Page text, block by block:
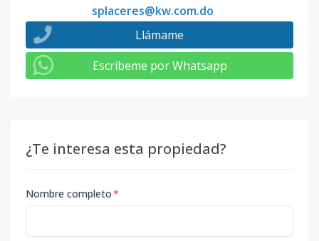
splaceres@kw.com.do
Llámame
Escribeme por Whatsapp
¿Te interesa esta propiedad?
Nombre completo*